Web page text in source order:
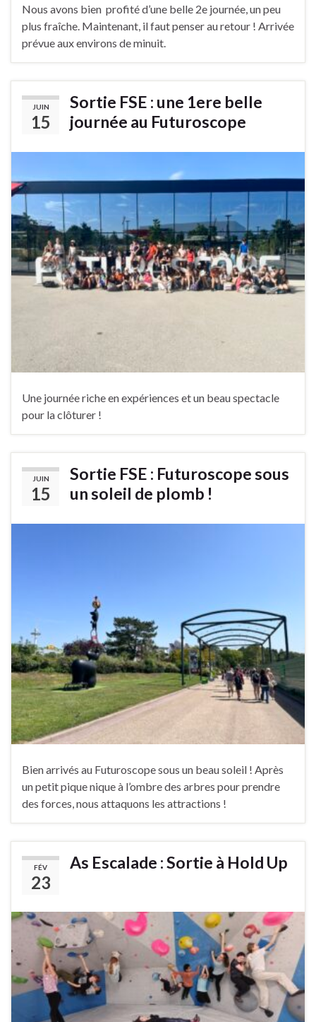
Nous avons bien profité d’une belle 2e journée, un peu
plus fraîche. Maintenant, il faut penser au retour ! Arrivée
prévue aux environs de minuit.
JUIN
15
Sortie FSE : une 1ere belle
journée au Futuroscope
Une journée riche en expériences et un beau spectacle
pour la clôturer !
JUIN
15
Sortie FSE : Futuroscope sous
un soleil de plomb !
Bien arrivés au Futuroscope sous un beau soleil ! Après
un petit pique nique à l’ombre des arbres pour prendre
des forces, nous attaquons les attractions !
FÉV
23
As Escalade : Sortie à Hold Up